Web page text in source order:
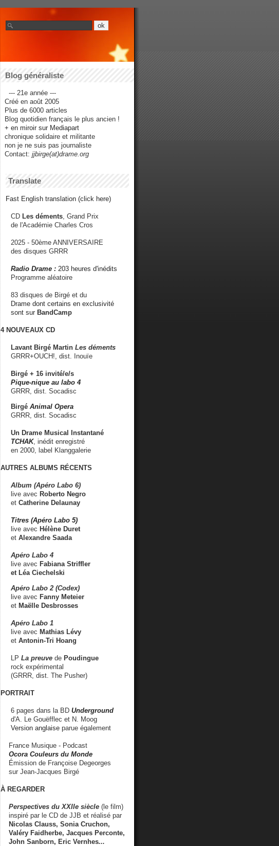
Blog généraliste
--- 21e année ---
Créé en août 2005
Plus de 6000 articles
Blog quotidien français le plus ancien !
+ en miroir sur Mediapart
chronique solidaire et militante
non je ne suis pas journaliste
Contact: jjbirge(at)drame.org
Translate
Fast English translation (click here)
CD Les déments , Grand Prix
de l'Académie Charles Cros
2025 - 50ème ANNIVERSAIRE
des disques GRRR
Radio Drame : 203 heures d'inédits
Programme aléatoire
83 disques de Birgé et du
Drame dont certains en exclusivité
sont sur BandCamp
4 NOUVEAUX CD
Lavant Birgé Martin Les déments
GRRR+OUCH!, dist. Inouïe
Birgé + 16 invité/e/s
Pique-nique au labo 4
GRRR, dist. Socadisc
Birgé Animal Opera
GRRR, dist. Socadisc
Un Drame Musical Instantané
TCHAK, inédit enregistré
en 2000, label Klanggalerie
AUTRES ALBUMS RÉCENTS
Album (Apéro Labo 6)
live avec Roberto Negro
et Catherine Delaunay
Titres (Apéro Labo 5)
live avec Hélène Duret
et Alexandre Saada
Apéro Labo 4
live avec Fabiana Striffler
et Léa Ciechelski
Apéro Labo 2 (Codex)
live avec Fanny Meteier
et Maëlle Desbrosses
Apéro Labo 1
live avec Mathias Lévy
et Antonin-Tri Hoang
LP La preuve de Poudingue
rock expérimental
(GRRR, dist. The Pusher)
PORTRAIT
6 pages dans la BD Underground
d'A. Le Gouëfflec et N. Moog
Version anglaise parue également
France Musique - Podcast
Ocora Couleurs du Monde
Émission de Françoise Degeorges
sur Jean-Jacques Birgé
À REGARDER
Perspectives du XXIIe siècle (le film)
inspiré par le CD de JJB et réalisé par
Nicolas Clauss, Sonia Cruchon,
Valéry Faidherbe, Jacques Perconte,
John Sanborn, Eric Vernhes...